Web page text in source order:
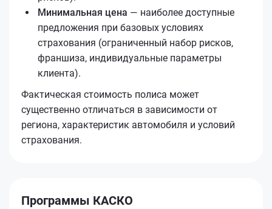
Минимальная цена — наиболее доступные
предложения при базовых условиях
страхования (ограниченный набор рисков,
франшиза, индивидуальные параметры
клиента).
Фактическая стоимость полиса может
существенно отличаться в зависимости от
региона, характеристик автомобиля и условий
страхования.
Программы КАСКО